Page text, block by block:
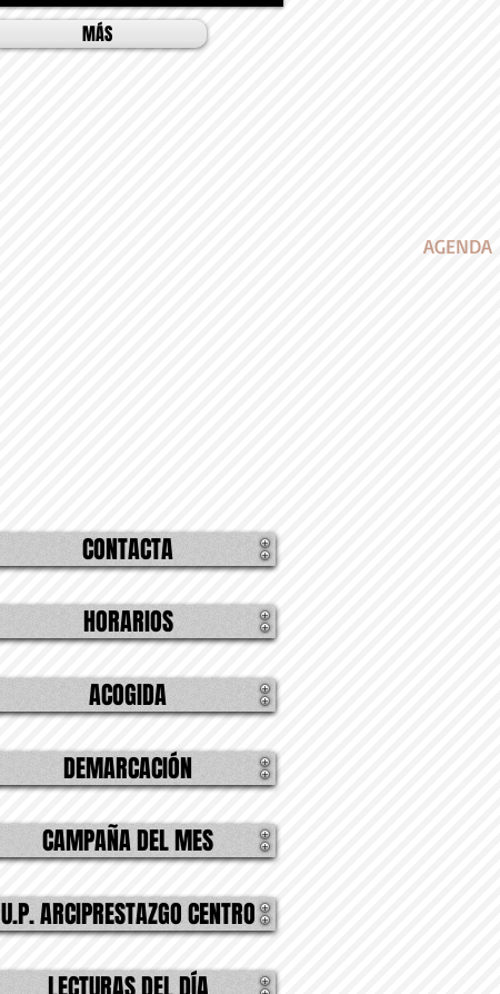
MÁS
ACOGIDA
CAMPAÑA DEL MES
U.P. ARCIPRESTAZGO CENTRO
CONTACTA
HORARIOS
DEMARCACIÓN
AGENDA